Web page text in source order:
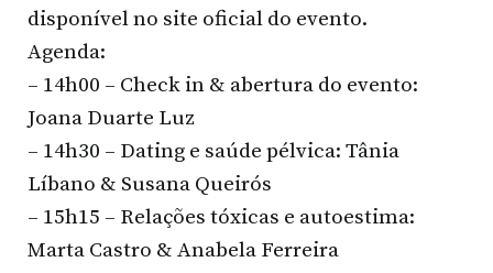
disponível no site oficial do evento.
Agenda:
– 14h00 – Check in & abertura do evento:
Joana Duarte Luz
– 14h30 – Dating e saúde pélvica: Tânia
Líbano & Susana Queirós
– 15h15 – Relações tóxicas e autoestima:
Marta Castro & Anabela Ferreira